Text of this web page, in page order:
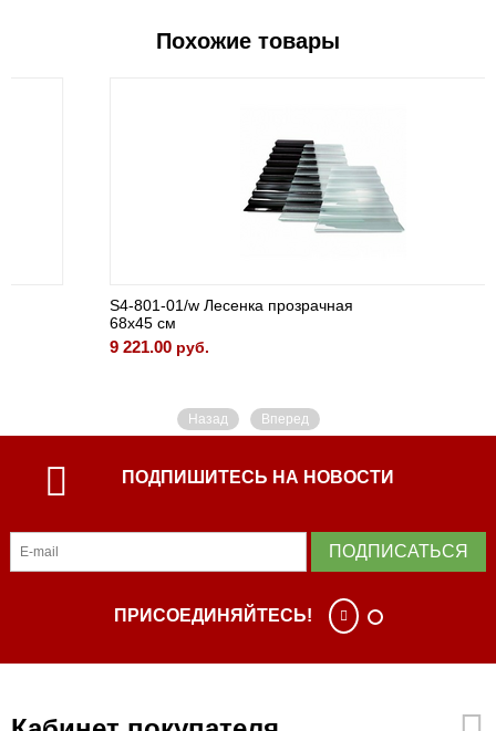
Похожие товары
S4-801-01/w Лесенка прозрачная
руб.
Назад Вперед
ПОДПИШИТЕСЬ НА НОВОСТИ
ПОДПИСАТЬСЯ
ПРИСОЕДИНЯЙТЕСЬ!